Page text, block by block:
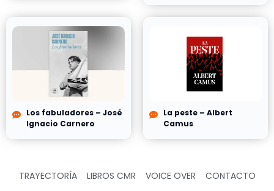
Los fabuladores – José
Ignacio Carnero
La peste – Albert
Camus
TRAYECTORÍA LIBROS CMR VOICE OVER CONTACTO